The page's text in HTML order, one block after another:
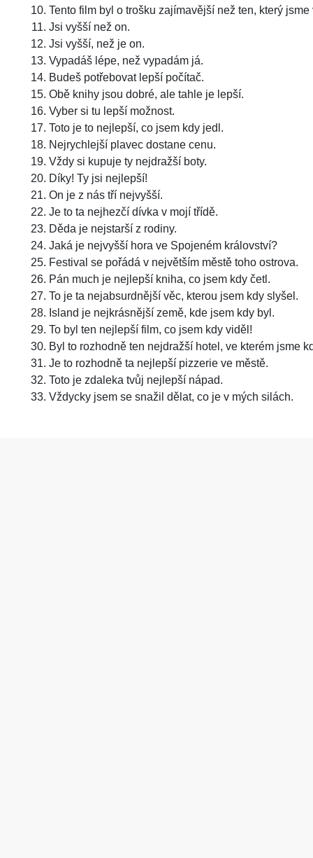
Tento film byl o trošku zajímavější než ten, který
Jsi vyšší než on.
Jsi vyšší, než je on.
Vypadáš lépe, než vypadám já.
Budeš potřebovat lepší počítač.
Obě knihy jsou dobré, ale tahle je lepší.
Vyber si tu lepší možnost.
Toto je to nejlepší, co jsem kdy jedl.
Nejrychlejší plavec dostane cenu.
Vždy si kupuje ty nejdražší boty.
Díky! Ty jsi nejlepší!
On je z nás tří nejvyšší.
Je to ta nejhezčí dívka v mojí třídě.
Děda je nejstarší z rodiny.
Jaká je nejvyšší hora ve Spojeném království?
Festival se pořádá v největším městě toho ostrova.
Pán much je nejlepší kniha, co jsem kdy četl.
To je ta nejabsurdnější věc, kterou jsem kdy slyšel.
Island je nejkrásnější země, kde jsem kdy byl.
To byl ten nejlepší film, co jsem kdy viděl!
Byl to rozhodně ten nejdražší hotel, ve kterém jsme
Je to rozhodně ta nejlepší pizzerie ve městě.
Toto je zdaleka tvůj nejlepší nápad.
Vždycky jsem se snažil dělat, co je v mých silách.